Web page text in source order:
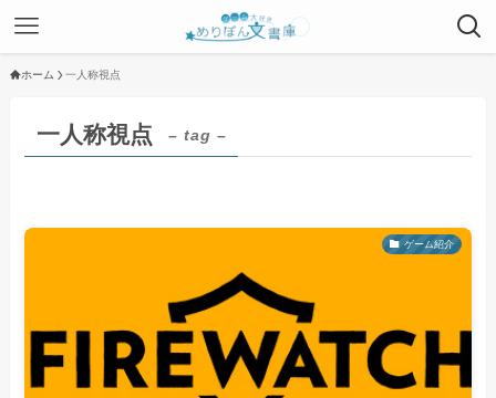
ホーム 一人称視点
一人称視点 – tag –
ゲーム紹介